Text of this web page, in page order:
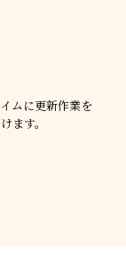
ムに更新作業を
ます。